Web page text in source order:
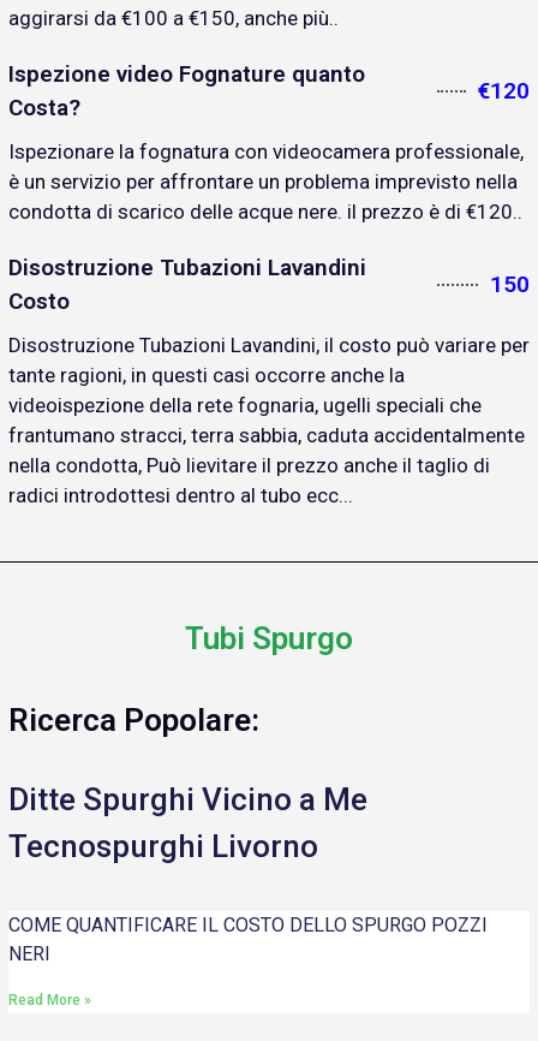
aggirarsi da €100 a €150, anche più..
Ispezione video Fognature quanto
Costa?
€120
Ispezionare la fognatura con videocamera professionale,
è un servizio per affrontare un problema imprevisto nella
condotta di scarico delle acque nere. il prezzo è di €120..
Disostruzione Tubazioni Lavandini
Costo
150
Disostruzione Tubazioni Lavandini, il costo può variare per
tante ragioni, in questi casi occorre anche la
videoispezione della rete fognaria, ugelli speciali che
frantumano stracci, terra sabbia, caduta accidentalmente
nella condotta, Può lievitare il prezzo anche il taglio di
radici introdottesi dentro al tubo ecc...
Tubi Spurgo
Ricerca Popolare:
Ditte Spurghi Vicino a Me
Tecnospurghi Livorno
COME QUANTIFICARE IL COSTO DELLO SPURGO POZZI
NERI
Read More »